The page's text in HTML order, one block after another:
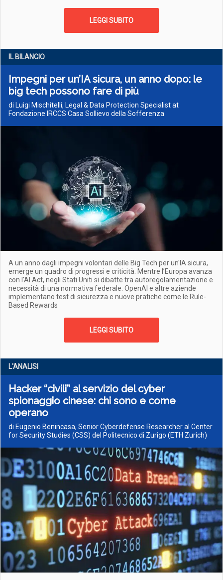
LEGGI SUBITO
IL BILANCIO
Impegni per un’IA sicura, un anno dopo: le
big tech possono fare di più
di Luigi Mischitelli, Legal & Data Protection Specialist at
Fondazione IRCCS Casa Sollievo della Sofferenza
A un anno dagli impegni volontari delle Big Tech per un'IA sicura,
emerge un quadro di progressi e criticità. Mentre l’Europa avanza
con l'AI Act, negli Stati Uniti si dibatte tra autoregolamentazione e
necessità di una normativa federale. OpenAI e altre aziende
implementano test di sicurezza e nuove pratiche come le Rule-
Based Rewards
LEGGI SUBITO
L'ANALISI
Hacker “civili” al servizio del cyber
spionaggio cinese: chi sono e come
operano
di Eugenio Benincasa, Senior Cyberdefense Researcher al Center
for Security Studies (CSS) del Politecnico di Zurigo (ETH Zurich)